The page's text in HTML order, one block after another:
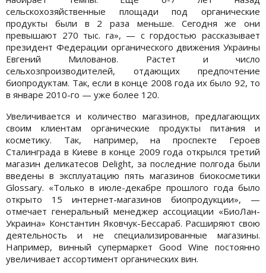
сельскохозяйственные площади под органические
продукты были в 2 раза меньше. Сегодня же они
превышают 270 тыс. га», — с гордостью рассказывает
президент Федерации органического движения Украины
Евгений Милованов. Растет и число
сельхозпроизводителей, отдающих предпочтение
биопродуктам. Так, если в конце 2008 года их было 92, то
в январе 2010-го — уже более 120.
Увеличивается и количество магазинов, предлагающих
своим клиентам органические продукты питания и
косметику. Так, например, на проспекте Героев
Сталинграда в Киеве в конце 2009 года открылся третий
магазин деликатесов Delight, за последние полгода были
введены в эксплуатацию пять магазинов биокосметики
Glossary. «Только в июле-декабре прошлого года было
открыто 15 интернет-магазинов биопродукции», —
отмечает генеральный менеджер ассоциации «БиоЛан-
Украина» Константин Яковчук-Бессараб. Расширяют свою
деятельность и не специализированные магазины.
Например, винный супермаркет Good Wine постоянно
увеличивает ассортимент органических вин.